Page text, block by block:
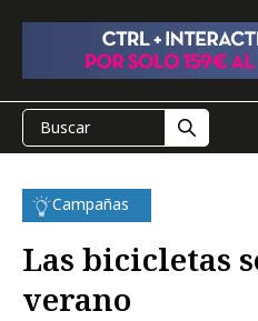
Campañas
Las bicicletas
verano